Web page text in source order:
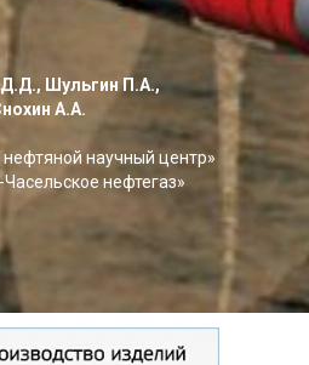
Шульгин П.А.,
А.А.
научный центр»
нефтегаз»